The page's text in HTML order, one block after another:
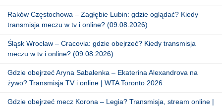
Raków Częstochowa – Zagłębie Lubin: gdzie oglądać? Kiedy
transmisja meczu w tv i online? (09.08.2026)
Śląsk Wrocław – Cracovia: gdzie obejrzeć? Kiedy transmisja
meczu w tv i online? (09.08.2026)
Gdzie obejrzeć Aryna Sabalenka – Ekaterina Alexandrova na
żywo? Transmisja TV i online | WTA Toronto 2026
Gdzie obejrzeć mecz Korona – Legia? Transmisja, stream online |